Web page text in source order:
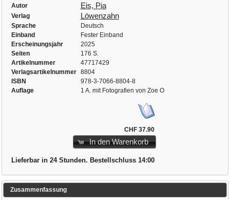
Autor
Eis, Pia
Verlag Löwenzahn
Sprache
Deutsch
Einband
Fester Einband
Erscheinungsjahr
2025
Seiten
176 S.
Artikelnummer
47717429
Verlagsartikelnummer
8804
ISBN
978-3-7066-8804-8
Auflage
1 A. mit Fotografien von Zoe O
CHF 37.90
In den Warenkorb
Lieferbar in 24 Stunden. Bestellschluss 14:00
Zusammenfassung